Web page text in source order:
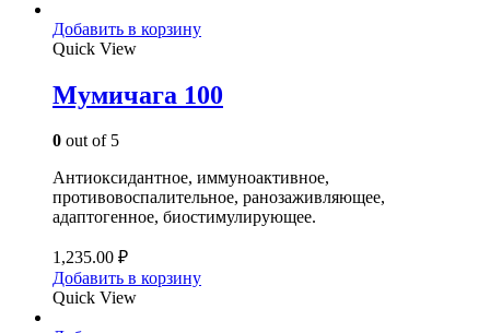
Добавить в корзину
Quick View
Мумичага 100
0 out of 5
Антиоксидантное, иммуноактивное,
противовоспалительное, ранозаживляющее,
адаптогенное, биостимулирующее.
1,235.00 ₽
Добавить в корзину
Quick View